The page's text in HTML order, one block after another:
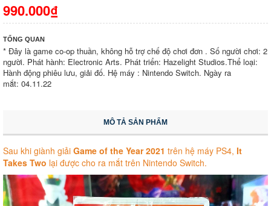
990.000₫
TỔNG QUAN
* Đây là game co-op thuần, không hỗ trợ chế độ chơi đơn . Số người chơi: 2
người. Phát hành: Electronic Arts. Phát triển: Hazelight Studios.Thể loại:
Hành động phiêu lưu, giải đố. Hệ máy : Nintendo Switch. Ngày ra
mắt: 04.11.22
MÔ TẢ SẢN PHẨM
Sau khi giành giải Game of the Year 2021 trên hệ máy PS4, It
Takes Two lại được cho ra mắt trên Nintendo Switch.